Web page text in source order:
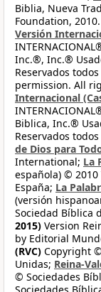
Biblia, Nueva
Foundation,
Versión
Inc.®, Inc.®
Reservados
permission. All
Internacional
Biblica, Inc.®
Reservados
de Dios para
International; La
española) © 2010
España; La
(versión
Sociedad Bíblica
2015) Version
by Editorial
(RVC) Copyright
Unidas; Reina-
© Sociedades